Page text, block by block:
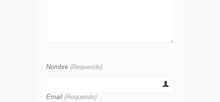
Nombre (Requerido)
Email (Requerido)